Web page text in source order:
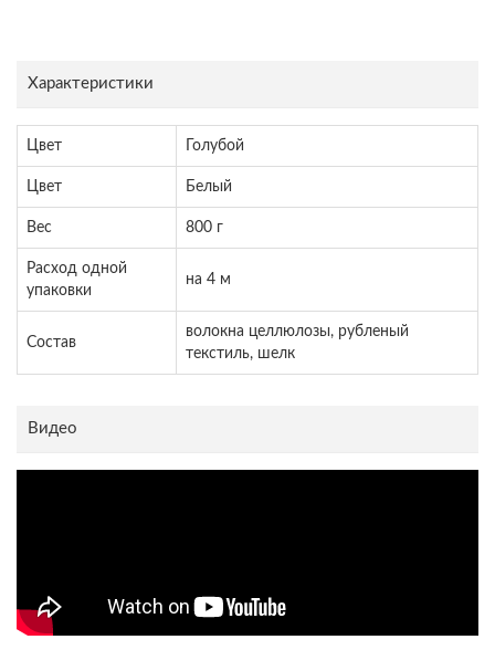
Характеристики
Цвет Голубой
Цвет Белый
Вес 800 г
Расход одной
упаковки
на 4 м
Состав
волокна целлюлозы, рубленый
текстиль, шелк
Видео